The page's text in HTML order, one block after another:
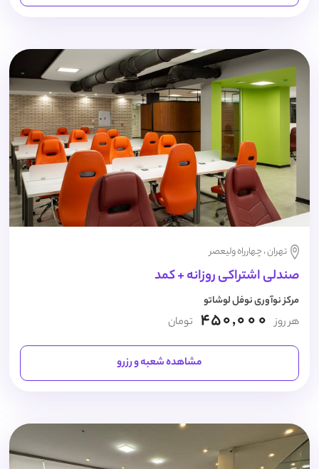
تهران ، چهارراه ولیعصر
صندلی اشتراکی روزانه + کمد
مرکز نوآوری نوفل لوشاتو
هر روز 450,000 تومان
مشاهده شعبه و رزرو